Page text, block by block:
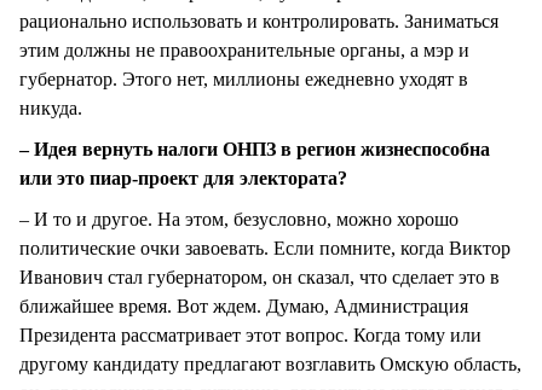
рационально использовать и контролировать. Заниматься
этим должны не правоохранительные органы, а мэр и
губернатор. Этого нет, миллионы ежедневно уходят в
никуда.
– Идея вернуть налоги ОНПЗ в регион жизнеспособна
или это пиар-проект для электората?
– И то и другое. На этом, безусловно, можно хорошо
политические очки завоевать. Если помните, когда Виктор
Иванович стал губернатором, он сказал, что сделает это в
ближайшее время. Вот ждем. Думаю, Администрация
Президента рассматривает этот вопрос. Когда тому или
другому кандидату предлагают возглавить Омскую область,